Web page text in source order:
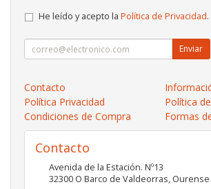
He leído y acepto la Política de Privacidad.
Enviar
Contacto
Política Privacidad
Política
Condiciones de Compra
Formas
Contacto
Avenida de la Estación. Nº13
32300 O Barco de Valdeorras, Ourense